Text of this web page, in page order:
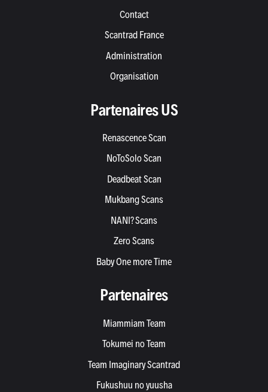
Contact
Scantrad France
Administration
Organisation
Partenaires US
Renascence Scan
NoToSolo Scan
Deadbeat Scan
Mukbang Scans
NANI? Scans
Zero Scans
Baby One more Time
Partenaires
Miammiam Team
Tokumei no Team
Team Imaginary Scantrad
Fukushuu no yuusha